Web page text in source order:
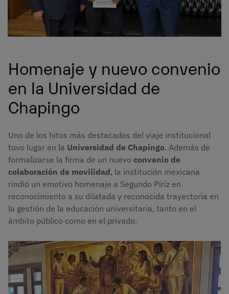
Homenaje y nuevo convenio
en la Universidad de
Chapingo
Uno de los hitos más destacados del viaje institucional
tuvo lugar en la Universidad de Chapingo. Además de
formalizarse la firma de un nuevo convenio de
colaboración de movilidad, la institución mexicana
rindió un emotivo homenaje a Segundo Píriz en
reconocimiento a su dilatada y reconocida trayectoria en
la gestión de la educación universitaria, tanto en el
ámbito público como en el privado.
Imagen